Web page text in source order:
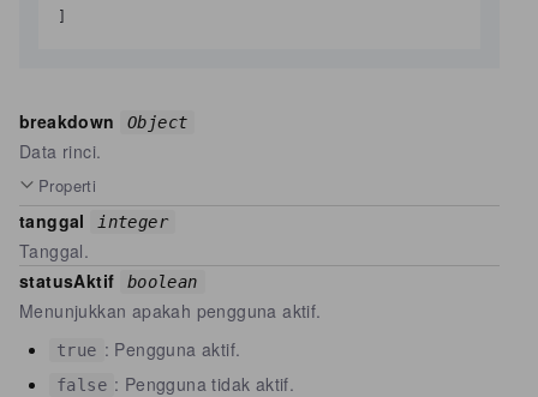
]
breakdown Object
Data rinci.
Properti
tanggal integer
Tanggal.
statusAktif
boolean
Menunjukkan apakah pengguna aktif.
true : Pengguna aktif.
false : Pengguna tidak aktif.